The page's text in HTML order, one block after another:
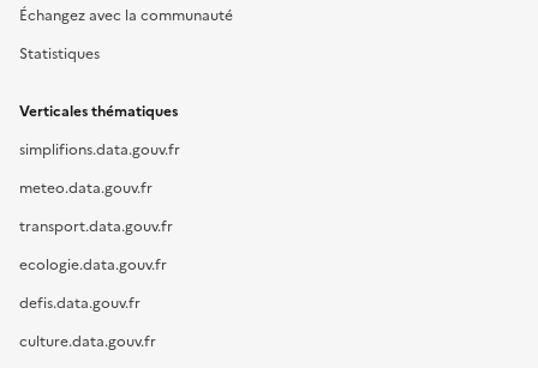
Échangez avec la communauté
Statistiques
Verticales thématiques
simplifions.data.gouv.fr
meteo.data.gouv.fr
transport.data.gouv.fr
ecologie.data.gouv.fr
defis.data.gouv.fr
culture.data.gouv.fr